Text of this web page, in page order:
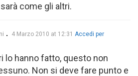
come gli altri.
4 Marzo 2010 at 12:31 Accedi per
lo hanno fatto, questo non
Non si deve fare punto e